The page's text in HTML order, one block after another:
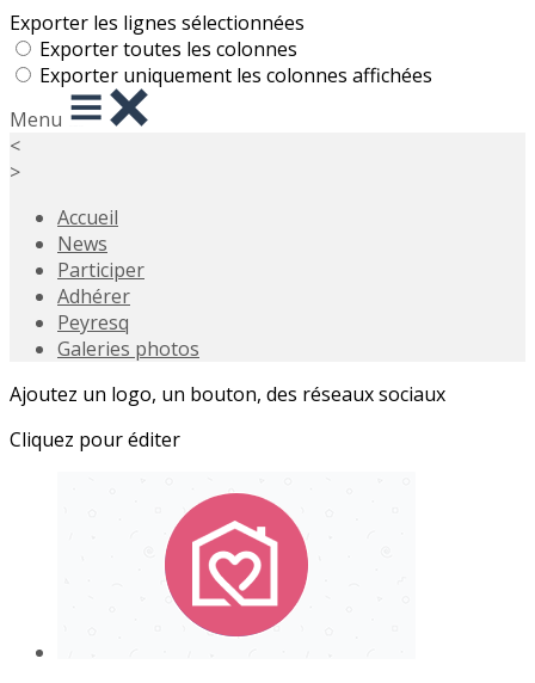
Exporter les lignes sélectionnées
Exporter toutes les colonnes
Exporter uniquement les colonnes affichées
Menu
<
>
Accueil
News
Participer
Adhérer
Peyresq
Galeries photos
Ajoutez un logo, un bouton, des réseaux sociaux
Cliquez pour éditer